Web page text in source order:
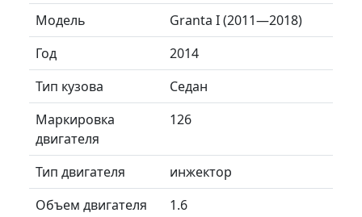
Модель
Granta I (2011—2018)
Год
2014
Тип кузова
Седан
Маркировка
двигателя
126
Тип двигателя
инжектор
Объем двигателя
1.6